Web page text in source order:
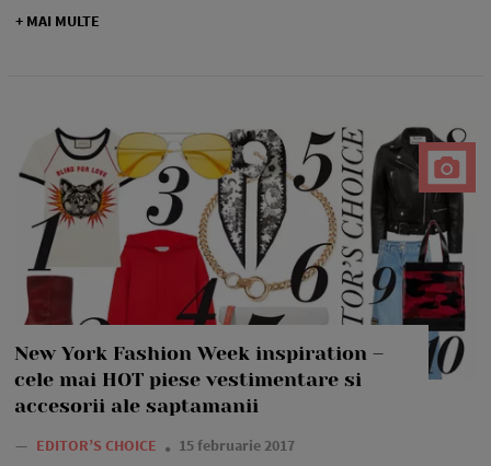
+ MAI MULTE
New York Fashion Week inspiration –
cele mai HOT piese vestimentare si
accesorii ale saptamanii
— EDITOR’S CHOICE 15 februarie 2017